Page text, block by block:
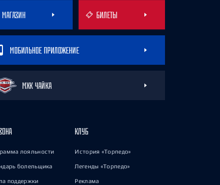
МАГАЗИН БИЛЕТЫ
МОБИЛЬНОЕ ПРИЛОЖЕНИЕ
МХК ЧАЙКА
лояльности
болельщика
поддержки
КЛУБ
История «Торпедо»
Легенды «Торпедо»
Реклама